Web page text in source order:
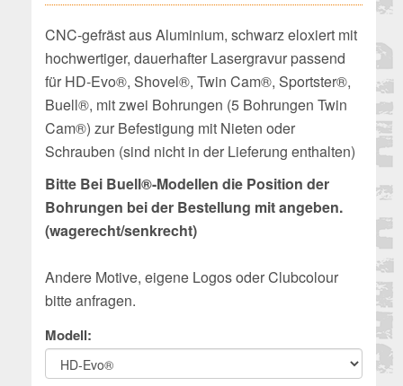
CNC-gefräst aus Aluminium, schwarz eloxiert mit
hochwertiger, dauerhafter Lasergravur passend
für HD-Evo®, Shovel®, Twin Cam®, Sportster®,
Buell®, mit zwei Bohrungen (5 Bohrungen Twin
Cam®) zur Befestigung mit Nieten oder
Schrauben (sind nicht in der Lieferung enthalten)
Bitte Bei Buell®-Modellen die Position der
Bohrungen bei der Bestellung mit angeben.
(wagerecht/senkrecht)
Andere Motive, eigene Logos oder Clubcolour
bitte anfragen.
Modell: